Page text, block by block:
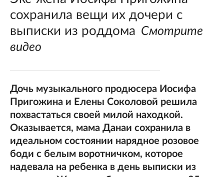
сохранила вещи их дочери с
выписки из роддома Смотрите
видео
Дочь музыкального продюсера Иосифа
Пригожина и Елены Соколовой решила
похвастаться своей милой находкой.
Оказывается, мама Данаи сохранила в
идеальном состоянии нарядное розовое
боди с белым воротничком, которое
надевала на ребенка в день выписки из